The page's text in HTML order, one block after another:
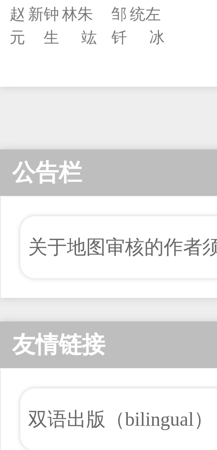
赵新
元
钟林
生
朱
竑
邹统
钎
左
冰
公告栏
关于地图审核的作者
友情链接
双语出版（bilingual）